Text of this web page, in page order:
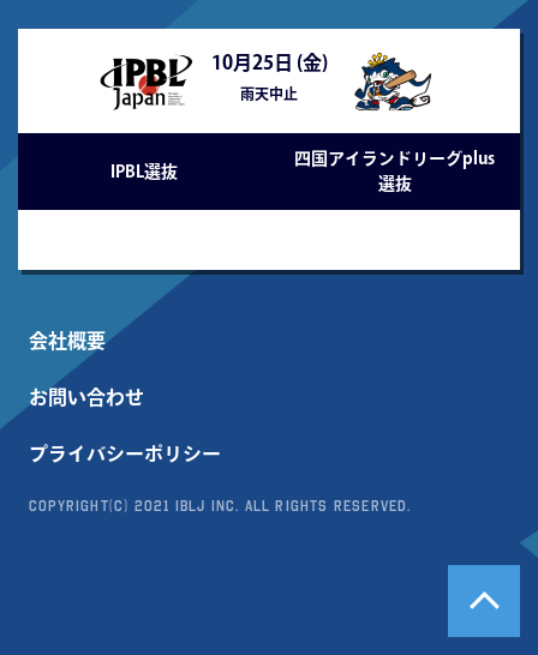
10月25日 (金)
雨天中止
-
IPBL選抜
四国アイランドリーグplus
選抜
会社概要
お問い合わせ
プライバシーポリシー
Copyright(c) 2021 IBLJ Inc. All Rights Reserved.